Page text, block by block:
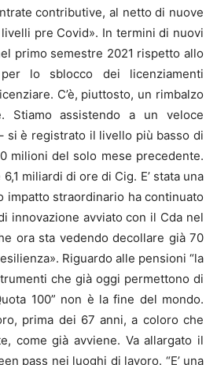
contributive, al netto di nuove
pre Covid». In termini di nuovi
primo semestre 2021 rispetto allo
lo sblocco dei licenziamenti
C’è, piuttosto, un rimbalzo
assistendo a un veloce
si è registrato il livello più basso di
milioni del solo mese precedente.
miliardi di ore di Cig. E’ stata una
impatto straordinario ha continuato
innovazione avviato con il Cda nel
ora sta vedendo decollare già 70
Riguardo alle pensioni “la
che già oggi permettono di
100” non è la fine del mondo.
prima dei 67 anni, a coloro che
come già avviene. Va allargato il
pass nei luoghi di lavoro. “E’ una